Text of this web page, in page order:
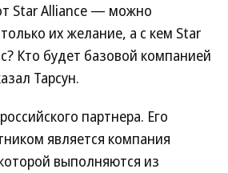
Star Alliance — можно
их желание, а с кем Star
Кто будет базовой компанией
Тарсун.
партнера. Его
является компания
выполняются из